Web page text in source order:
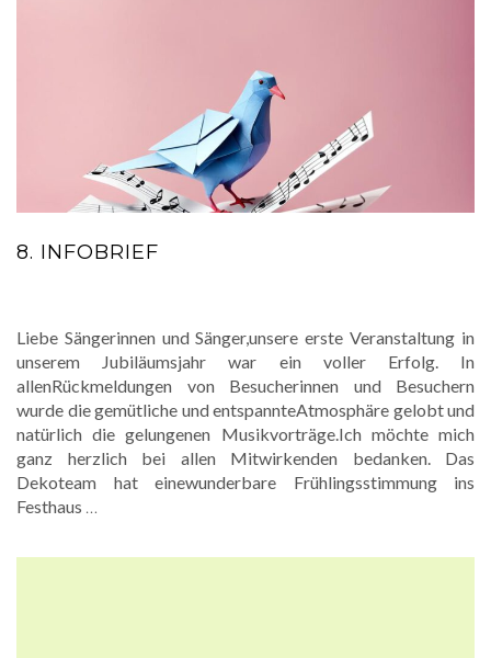
8. INFOBRIEF
Liebe Sängerinnen und Sänger,unsere erste Veranstaltung in
unserem Jubiläumsjahr war ein voller Erfolg. In
allenRückmeldungen von Besucherinnen und Besuchern
wurde die gemütliche und entspannteAtmosphäre gelobt und
natürlich die gelungenen Musikvorträge.Ich möchte mich
ganz herzlich bei allen Mitwirkenden bedanken. Das
Dekoteam hat einewunderbare Frühlingsstimmung ins
Festhaus …